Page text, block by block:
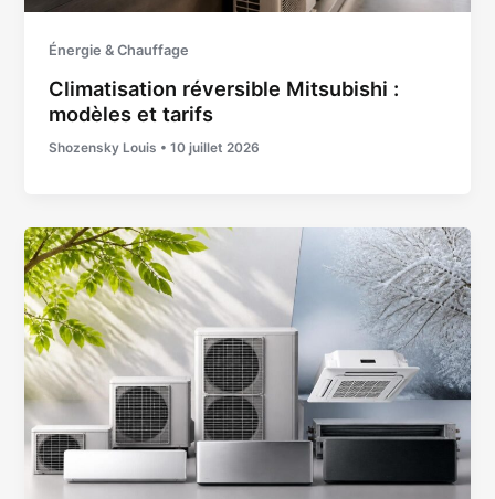
Énergie & Chauffage
Climatisation réversible Mitsubishi :
modèles et tarifs
Shozensky Louis •10 juillet 2026